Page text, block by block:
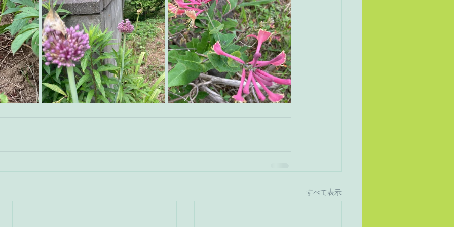
すべて表示